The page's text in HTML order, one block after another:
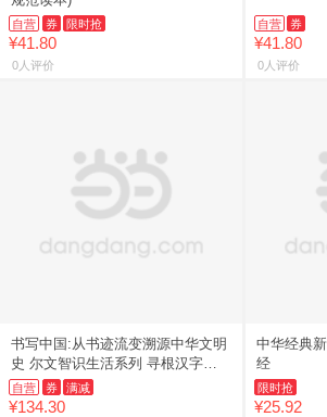
自营 券 限时抢
¥41.80
0人评价
自营 券
¥41.80
0人评价
书写中国:从书迹流变溯源中华文明
史 尔文智识生活系列 寻根汉字追
踪文脉溯源中华理解中国
自营 券 满减
¥134.30
中华经典
经
限时抢
¥25.92